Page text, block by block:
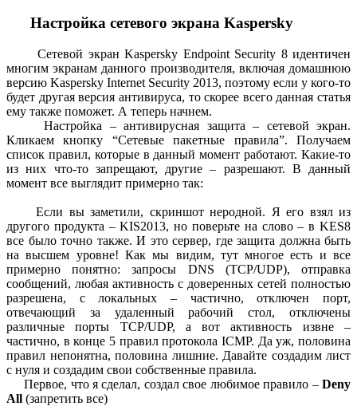
Настройка сетевого экрана Kaspersky
Сетевой экран Kaspersky Endpoint Security 8 идентичен
многим экранам данного производителя, включая домашнюю
версию Kaspersky Internet Security 2013, поэтому если у кого-то
будет другая версия антивируса, то скорее всего данная статья
ему также поможет. А теперь начнем.
Настройка – антивирусная защита – сетевой экран.
Кликаем кнопку “Сетевые пакетные правила”. Получаем
список правил, которые в данный момент работают. Какие-то
из них что-то запрещают, другие – разрешают. В данный
момент все выглядит примерно так:
Если вы заметили, скриншот неродной. Я его взял из
другого продукта – KIS2013, но поверьте на слово – в KES8
все было точно также. И это сервер, где защита должна быть
на высшем уровне! Как мы видим, тут многое есть и все
примерно понятно: запросы DNS (TCP/UDP), отправка
сообщений, любая активность с доверенных сетей полностью
разрешена, с локальных – частично, отключен порт,
отвечающий за удаленный рабочий стол, отключены
различные порты TCP/UDP, а вот активность извне –
частично, в конце 5 правил протокола ICMP. Да уж, половина
правил непонятна, половина лишние. Давайте создадим лист
с нуля и создадим свои собственные правила.
Первое, что я сделал, создал свое любимое правило – Deny
All (запретить все)